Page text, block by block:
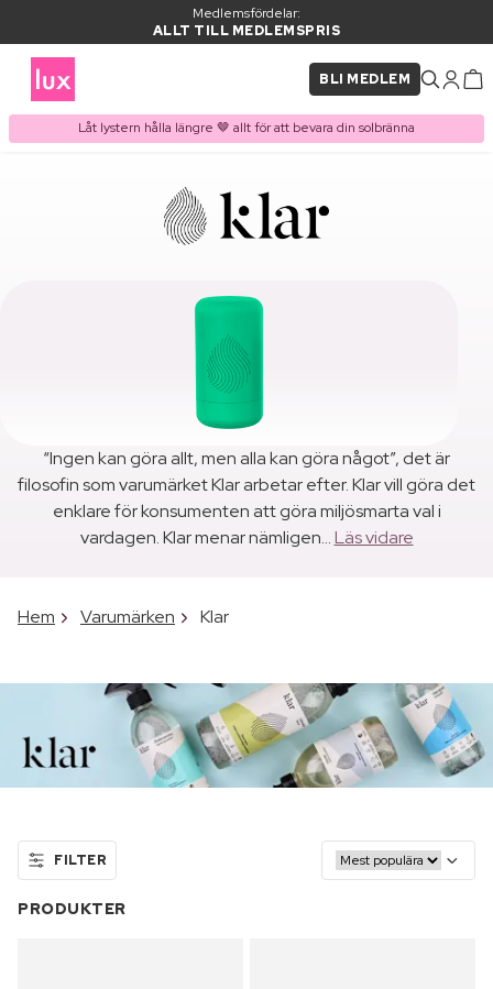
Medlemsfördelar:
ALLT TILL MEDLEMSPRIS
BLI MEDLEM
Låt lystern hålla längre 🤎 allt för att bevara din solbränna
“Ingen kan göra allt, men alla kan göra något”, det är
filosofin som varumärket Klar arbetar efter. Klar vill göra det
enklare för konsumenten att göra miljösmarta val i
vardagen. Klar menar nämligen...Läs vidare
Hem Varumärken Klar
FILTER
PRODUKTER